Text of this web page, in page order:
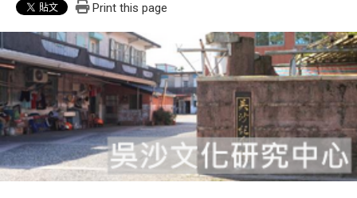
Print this page